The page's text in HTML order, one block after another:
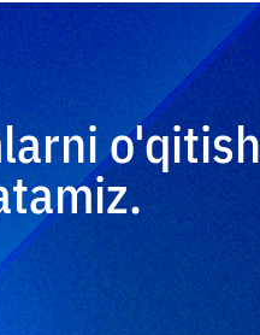
o'qitish